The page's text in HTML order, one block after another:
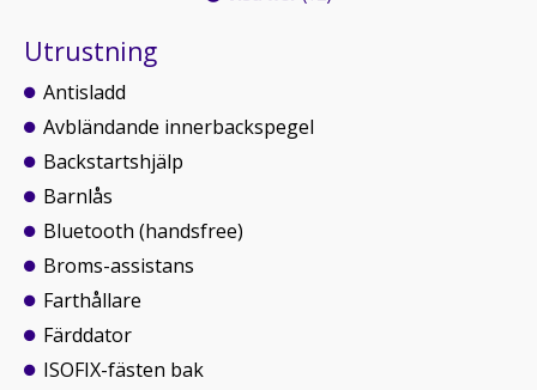
Utrustning
Antisladd
Avbländande innerbackspegel
Backstartshjälp
Barnlås
Bluetooth (handsfree)
Broms-assistans
Farthållare
Färddator
ISOFIX-fästen bak